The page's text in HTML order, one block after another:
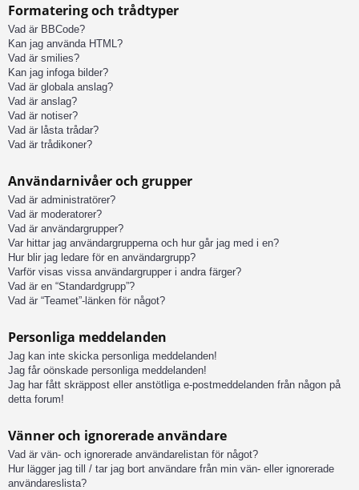
Formatering och trådtyper
Vad är BBCode?
Kan jag använda HTML?
Vad är smilies?
Kan jag infoga bilder?
Vad är globala anslag?
Vad är anslag?
Vad är notiser?
Vad är låsta trådar?
Vad är trådikoner?
Användarnivåer och grupper
Vad är administratörer?
Vad är moderatorer?
Vad är användargrupper?
Var hittar jag användargrupperna och hur går jag med i en?
Hur blir jag ledare för en användargrupp?
Varför visas vissa användargrupper i andra färger?
Vad är en “Standardgrupp”?
Vad är “Teamet”-länken för något?
Personliga meddelanden
Jag kan inte skicka personliga meddelanden!
Jag får oönskade personliga meddelanden!
Jag har fått skräppost eller anstötliga e-postmeddelanden från någon på
detta forum!
Vänner och ignorerade användare
Vad är vän- och ignorerade användarelistan för något?
Hur lägger jag till / tar jag bort användare från min vän- eller ignorerade
användareslista?